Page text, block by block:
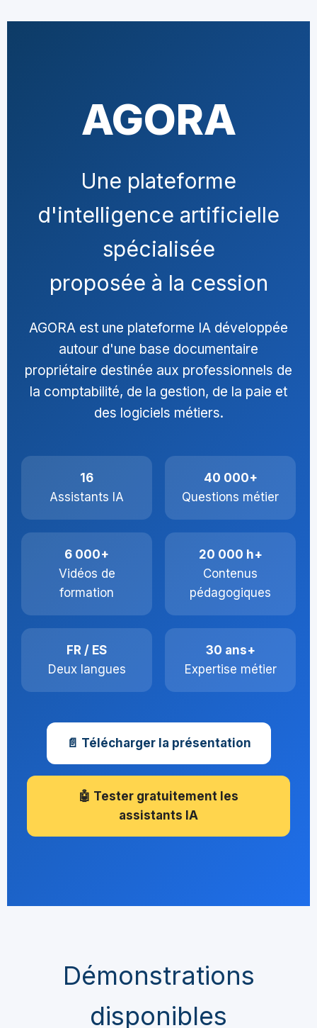
AGORA
Une plateforme
d'intelligence artificielle
spécialisée
proposée à la cession
AGORA est une plateforme IA développée
autour d'une base documentaire
propriétaire destinée aux professionnels de
la comptabilité, de la gestion, de la paie et
des logiciels métiers.
16
Assistants IA
40 000+
Questions métier
6 000+
Vidéos de
formation
20 000 h+
Contenus
pédagogiques
FR / ES
Deux langues
30 ans+
Expertise métier
📄 Télécharger la présentation
🤖 Tester gratuitement les
assistants IA
Démonstrations
disponibles